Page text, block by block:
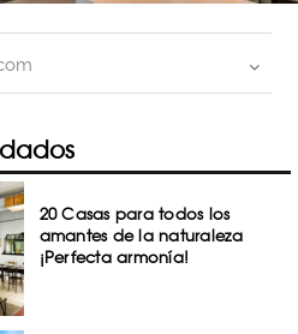
20 Casas para todos los
amantes de la naturaleza
¡Perfecta armonía!